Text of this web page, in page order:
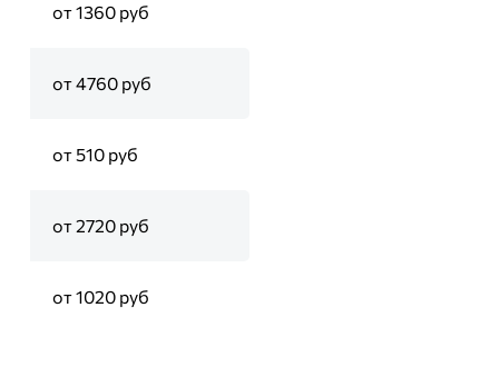
от 1360 руб
от 4760 руб
от 510 руб
от 2720 руб
от 1020 руб